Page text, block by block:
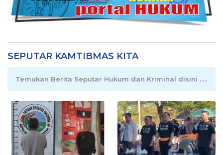
SEPUTAR KAMTIBMAS KITA
Temukan Berita Seputar Hukum dan Kriminal disini .....